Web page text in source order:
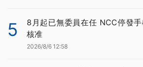
5
8月起已無委員在任 NCC停發
核准
2026/8/6 12:58